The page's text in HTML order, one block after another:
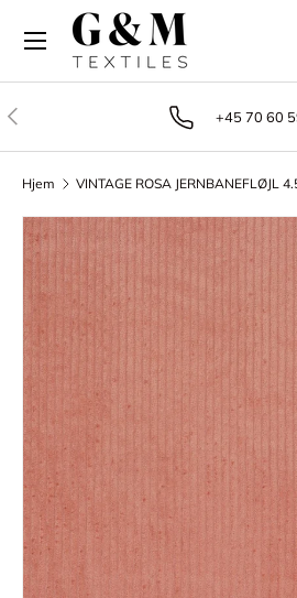
Gå til indhold
Søg
Produkttype
Tidligere +45 70 60
Hjem VINTAGE ROSA JERNBANEFLØJL